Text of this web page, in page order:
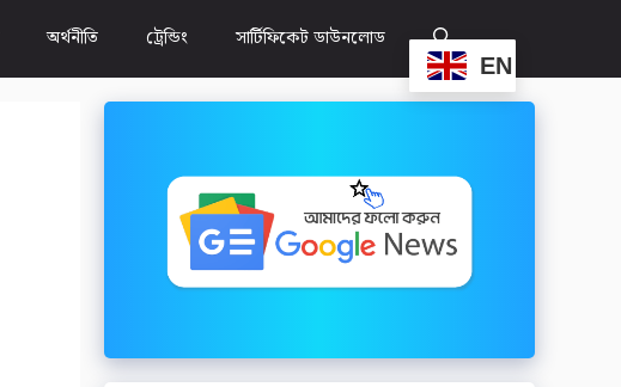
অর্থনীতি ট্রেন্ডিং সার্টিফিকেট ডাউনলোড
EN